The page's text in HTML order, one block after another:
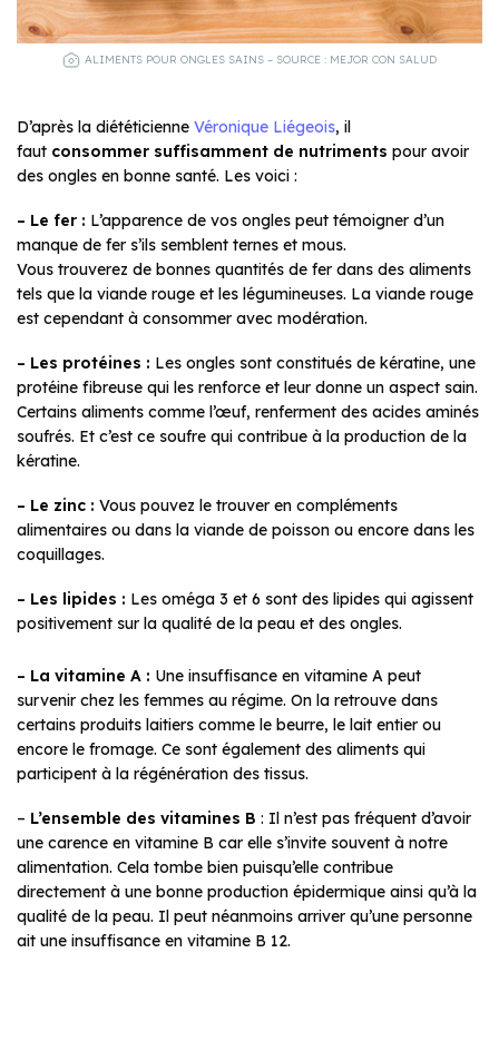
ALIMENTS POUR ONGLES SAINS – SOURCE : MEJOR CON SALUD
D’après la diététicienne Véronique Liégeois, il
faut consommer suffisamment de nutriments pour avoir
des ongles en bonne santé. Les voici :
– Le fer : L’apparence de vos ongles peut témoigner d’un
manque de fer s’ils semblent ternes et mous.
Vous trouverez de bonnes quantités de fer dans des aliments
tels que la viande rouge et les légumineuses. La viande rouge
est cependant à consommer avec modération.
– Les protéines : Les ongles sont constitués de kératine, une
protéine fibreuse qui les renforce et leur donne un aspect sain.
Certains aliments comme l’œuf, renferment des acides aminés
soufrés. Et c’est ce soufre qui contribue à la production de la
kératine.
– Le zinc : Vous pouvez le trouver en compléments
alimentaires ou dans la viande de poisson ou encore dans les
coquillages.
– Les lipides : Les oméga 3 et 6 sont des lipides qui agissent
positivement sur la qualité de la peau et des ongles.
– La vitamine A : Une insuffisance en vitamine A peut
survenir chez les femmes au régime. On la retrouve dans
certains produits laitiers comme le beurre, le lait entier ou
encore le fromage. Ce sont également des aliments qui
participent à la régénération des tissus.
– L’ensemble des vitamines B : Il n’est pas fréquent d’avoir
une carence en vitamine B car elle s’invite souvent à notre
alimentation. Cela tombe bien puisqu’elle contribue
directement à une bonne production épidermique ainsi qu’à la
qualité de la peau. Il peut néanmoins arriver qu’une personne
ait une insuffisance en vitamine B 12.